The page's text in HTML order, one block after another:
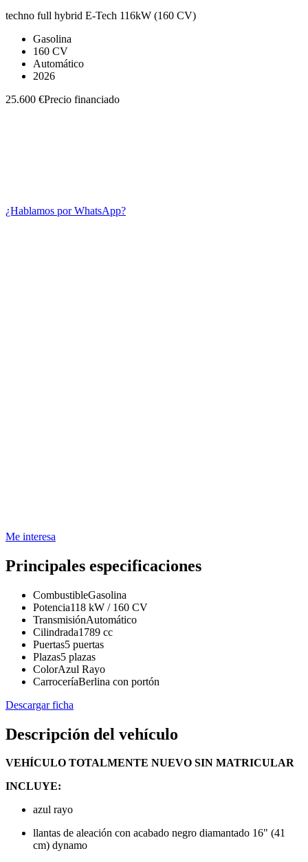
techno full hybrid E-Tech 116kW (160 CV)
Gasolina
160 CV
Automático
2026
25.600 €Precio financiado
¿Hablamos por WhatsApp?
Me interesa
Principales especificaciones
CombustibleGasolina
Potencia118 kW / 160 CV
TransmisiónAutomático
Cilindrada1789 cc
Puertas5 puertas
Plazas5 plazas
ColorAzul Rayo
CarroceríaBerlina con portón
Descargar ficha
Descripción del vehículo
VEHÍCULO TOTALMENTE NUEVO SIN MATRICULAR
INCLUYE:
azul rayo
llantas de aleación con acabado negro diamantado 16" (41
cm) dynamo